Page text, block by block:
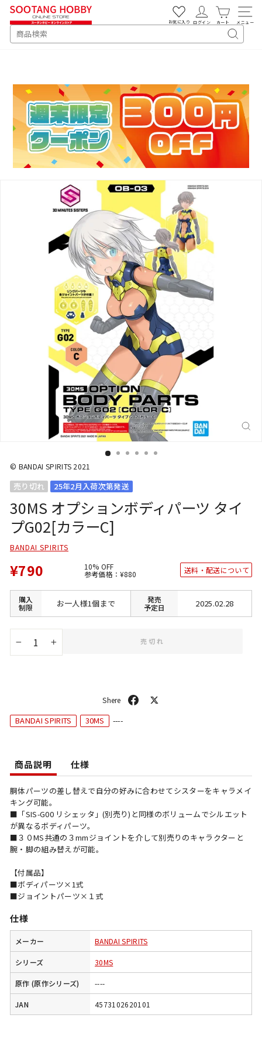
SEARCH
キ
ー
ド
検
索
お気に入り ログイン カート メニュー
© BANDAI SPIRITS 2021
売り切れ 25年2月入荷次第発送
30MS オプションボディパーツ タイ
プG02[カラーC]
BANDAI SPIRITS
¥790 10% OFF
参考価格：通
価
¥880
格
送料・配送について
購入
制限
お一人様1個まで
発売
予定日
2025.02.28
+
売切れ
シ
BANDAI SPIRITS 30MS ----
商品説明 仕様
胴体パーツの差し替えで自分の好みに合わせてシスターをキャラメイ
キング可能。
■「SIS-G00 リシェッタ」(別売り)と同様のボリュームでシルエット
が異なるボディパーツ。
■３０MS共通の３mmジョイントを介して別売りのキャラクターと
腕・脚の組み替えが可能。
【付属品】
■ボディパーツ×1式
■ジョイントパーツ×１式
仕様
メーカー BANDAI SPIRITS
シリーズ 30MS
原作 (原作シリーズ) ----
JAN 4573102620101